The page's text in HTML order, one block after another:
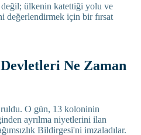
değil; ülkenin katettiği yolu ve
değerlendirmek için bir fırsat
Ne Zaman
O gün, 13 koloninin
ayrılma niyetlerini ilan
Bildirgesi'ni imzaladılar.